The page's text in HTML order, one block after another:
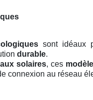
sont idéaux
durable.
solaires, ces
connexion au réseau